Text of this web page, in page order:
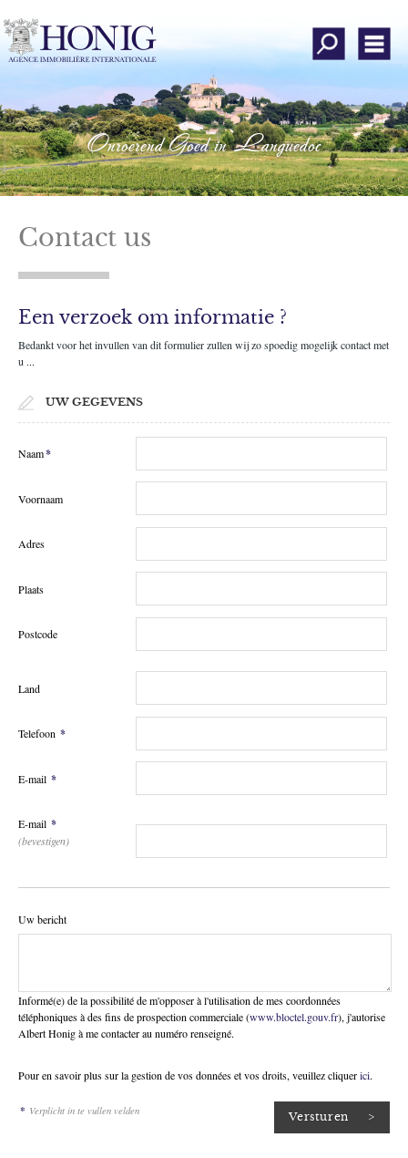
Al onze
Wie zijn wij
Onroerend goed zoeken
Stuur uw zoek criteria
goed verkopen
aan favorieten
Facebook
Mijn selectie
Onroerend Goed in Languedoc
Contact us
Een verzoek om informatie ?
Bedankt voor het invullen van dit formulier zullen wij zo spoedig mogelijk contact met
u ...
UW GEGEVENS
Naam*
Voornaam
Adres
Plaats
Postcode
Land
Telefoon *
E-mail *
E-mail *
(bevestigen)
Uw bericht
Informé(e) de la possibilité de m'opposer à l'utilisation de mes coordonnées
téléphoniques à des fins de prospection commerciale (www.bloctel.gouv.fr), j'autorise
Albert Honig à me contacter au numéro renseigné.
Pour en savoir plus sur la gestion de vos données et vos droits, veuillez cliquerici.
* Verplicht in te vullen velden